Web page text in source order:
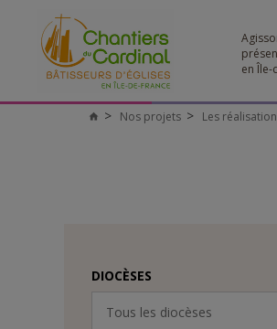
en Île-
Chantiers
Nos projets Les
DIOCÈSES
Tous les diocèses